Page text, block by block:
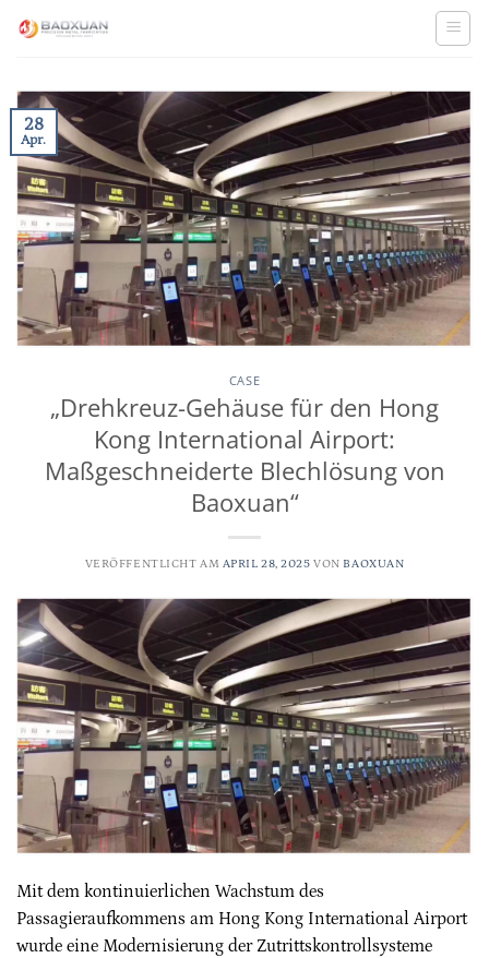
Inhalt
28
Apr.
CASE
„Drehkreuz-Gehäuse für den Hong
Kong International Airport:
Maßgeschneiderte Blechlösung von
Baoxuan“
VERÖFFENTLICHT AM APRIL 28, 2025 VON BAOXUAN
Mit dem kontinuierlichen Wachstum des
Passagieraufkommens am Hong Kong International Airport
wurde eine Modernisierung der Zutrittskontrollsysteme